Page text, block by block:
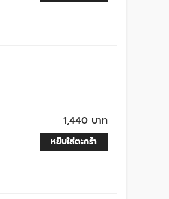
1,440 บาท
หยิบใส่ตะกร้า